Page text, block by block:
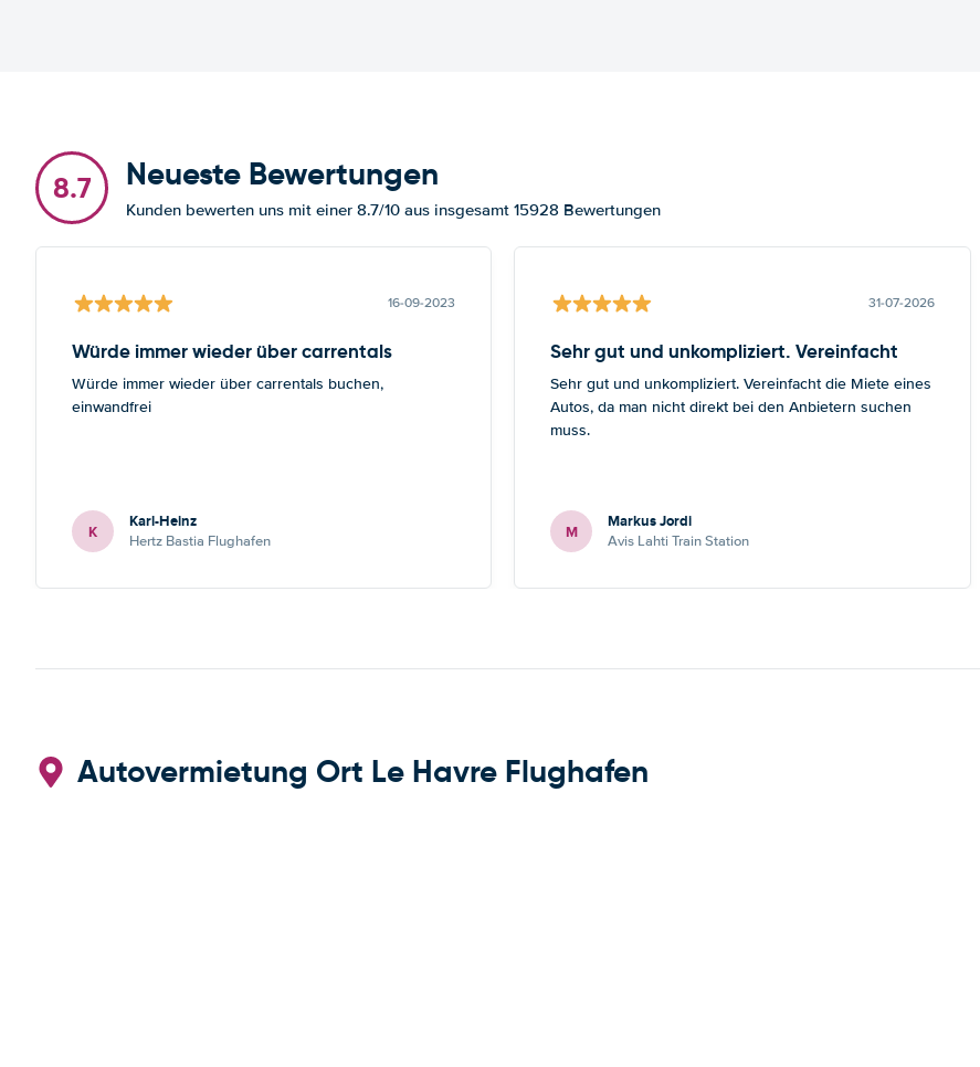
8.7 Neueste Bewertungen
Kunden bewerten uns mit einer 8.7/10 aus insgesamt 15928 Bewertungen
16-09-2023
Würde immer wieder über carrentals
Würde immer wieder über carrentals buchen,
einwandfrei
K Karl-Heinz
Hertz Bastia Flughafen
31-07-2026
Sehr gut und unkompliziert. Vereinfacht
Sehr gut und unkompliziert. Vereinfacht die Miete eines
Autos, da man nicht direkt bei den Anbietern suchen
muss.
M Markus Jordi
Avis Lahti Train Station
Autovermietung Ort Le Havre Flughafen